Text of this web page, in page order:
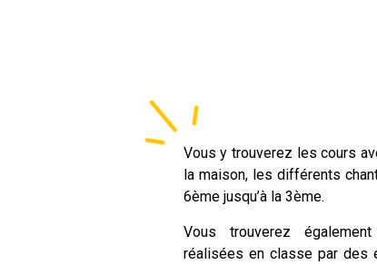
Vous y trouverez les cours
la maison, les différents
6ème jusqu’à la 3ème.
Vous trouverez
réalisées en classe par des